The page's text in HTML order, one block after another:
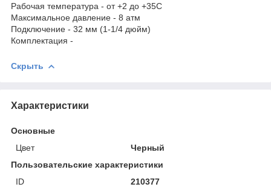
Рабочая температура - от +2 до +35С
Максимальное давление - 8 атм
Подключение - 32 мм (1-1/4 дюйм)
Комплектация -
Скрыть
Характеристики
Основные
Цвет
Черный
Пользовательские характеристики
ID
210377